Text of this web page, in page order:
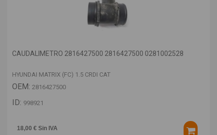
CAUDALIMETRO 2816427500 2816427500 0281002528
HYUNDAI MATRIX (FC) 1.5 CRDI CAT
OEM: 2816427500
ID: 998921
18,00 € Sin IVA